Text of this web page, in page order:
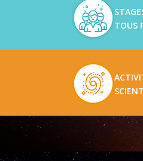
TOUS